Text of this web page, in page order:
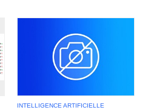
INTELLIGENCE ARTIFICIELLE